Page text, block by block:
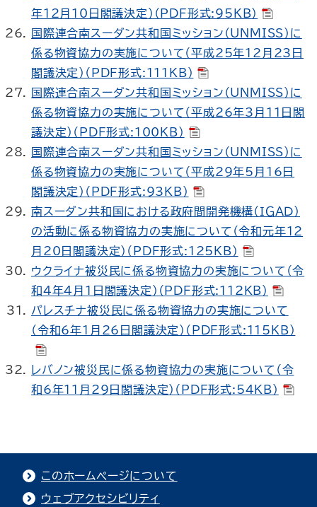
年12月10日閣議決定）（PDF形式:95KB）
国際連合南スーダン共和国ミッション（UNMISS）に
係る物資協力の実施について（平成25年12月23日
閣議決定）（PDF形式:111KB）
国際連合南スーダン共和国ミッション（UNMISS）に
係る物資協力の実施について（平成26年3月11日閣
議決定）（PDF形式:100KB）
国際連合南スーダン共和国ミッション（UNMISS）に
係る物資協力の実施について（平成29年5月16日
閣議決定）（PDF形式:93KB）
南スーダン共和国における政府間開発機構（ＩＧＡＤ）
の活動に係る物資協力の実施について（令和元年12
月20日閣議決定）（PDF形式:125KB）
ウクライナ被災民に係る物資協力の実施について（令
和4年4月1日閣議決定）（PDF形式:112KB）
パレスチナ被災民に係る物資協力の実施について
（令和6年1月26日閣議決定）（PDF形式:115KB）
レバノン被災民に係る物資協力の実施について（令
和6年11月29日閣議決定）（PDF形式:54KB）
このホームページについて
ウェブアクセシビリティ